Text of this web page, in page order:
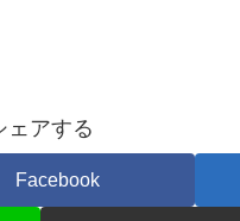
ェアする
Facebook